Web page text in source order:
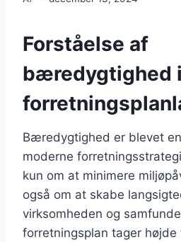
Forståelse af
bæredygtighed i
Bæredygtighed er blevet
moderne
kun om at minimere
også om at skabe
virksomheden og
forretningsplan tager højde